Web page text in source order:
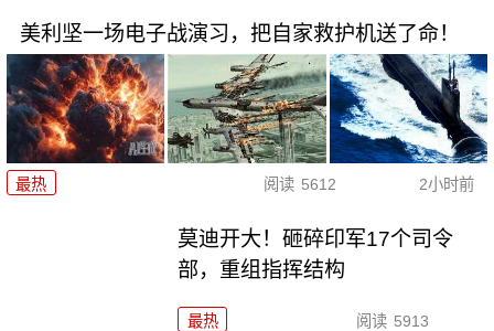
美利坚一场电子战演习，把自家救护机送了命！
最热 阅读 5612 2小时前
莫迪开大！砸碎印军17个司令
部，重组指挥结构
最热 阅读 5913